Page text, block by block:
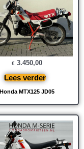
Honda MTX125 JD05
€ 3.450,00
Lees verder